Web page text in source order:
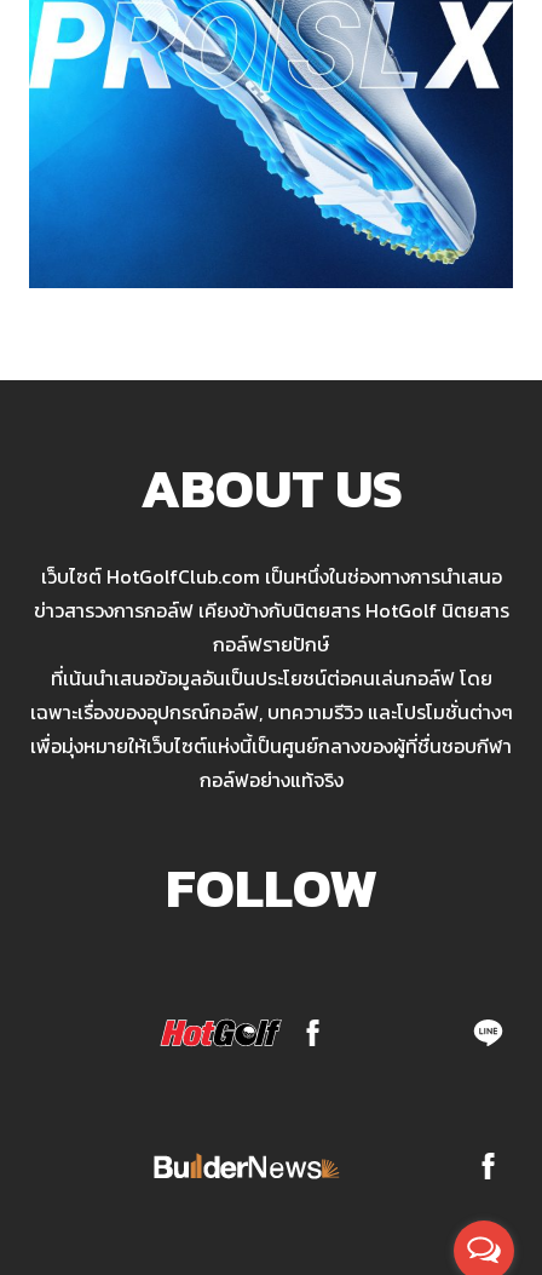
ABOUT US
เว็บไซต์ HotGolfClub.com เป็นหนึ่งในช่องทางการนำเสนอ
ข่าวสารวงการกอล์ฟ เคียงข้างกับนิตยสาร HotGolf นิตยสาร
กอล์ฟรายปักษ์
ที่เน้นนำเสนอข้อมูลอันเป็นประโยชน์ต่อคนเล่นกอล์ฟ โดย
เฉพาะเรื่องของอุปกรณ์กอล์ฟ, บทความรีวิว และโปรโมชั่นต่างๆ
เพื่อมุ่งหมายให้เว็บไซต์แห่งนี้เป็นศูนย์กลางของผู้ที่ชื่นชอบกีฬา
กอล์ฟอย่างแท้จริง
FOLLOW